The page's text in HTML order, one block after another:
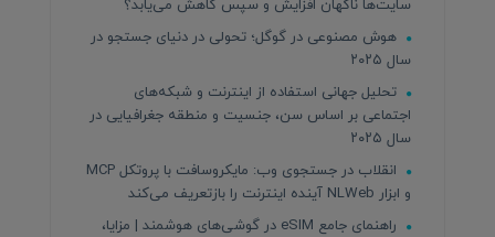
سایت‌ها ناگهان افزایش و سپس کاهش می‌یابد؟
هوش مصنوعی در گوگل؛ تحولی در دنیای جستجو در
سال ۲۰۲۵
تحلیل جهانی استفاده از اینترنت و شبکه‌های
اجتماعی بر اساس سن، جنسیت و منطقه جغرافیایی در
سال ۲۰۲۵
انقلاب در جستجوی وب: مایکروسافت با پروتکل MCP
و ابزار NLWeb آینده اینترنت را بازتعریف می‌کند
راهنمای جامع eSIM در گوشی‌های هوشمند | مزایا،